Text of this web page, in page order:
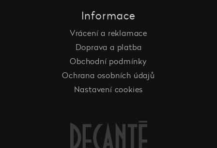
Informace
Vrácení a reklamace
Doprava a platba
Obchodní podmínky
Ochrana osobních údajů
Nastavení cookies